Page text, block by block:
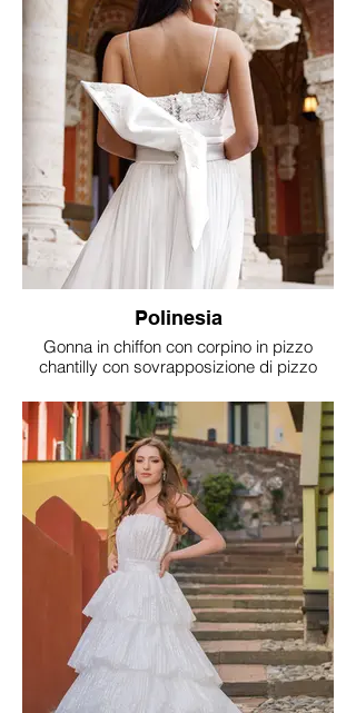
Polinesia
Gonna in chiffon con corpino in pizzo
chantilly con sovrapposizione di pizzo